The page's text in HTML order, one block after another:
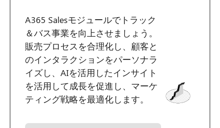
A365 Salesモジュールでトラック
＆バス事業を向上させましょう。
販売プロセスを合理化し、顧客と
のインタラクションをパーソナラ
イズし、AIを活用したインサイト
を活用して成長を促進し、マーケ
ティング戦略を最適化します。